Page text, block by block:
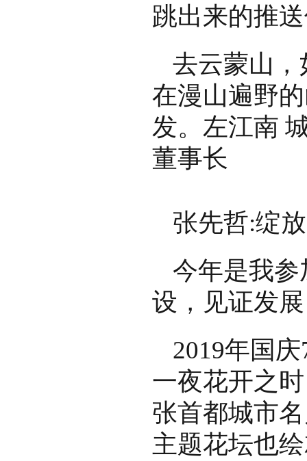
跳出来的推
去云蒙山
在漫山遍野
发。左江南
董事长
张先哲:绽
今年是我
设，见证发
2019年国
一夜花开之
张首都城市
主题花坛也